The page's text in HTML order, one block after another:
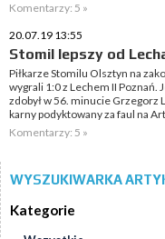
Komentarzy: 5 »
20.07.19 13:55
Stomil lepszy od
Piłkarze Stomilu Olsztyn na
wygrali 1:0 z Lechem II Poznań.
zdobył w 56. minucie Grzegorz
karny podyktowany za faul na
Komentarzy: 5 »
WYSZUKIWARKA
Kategorie